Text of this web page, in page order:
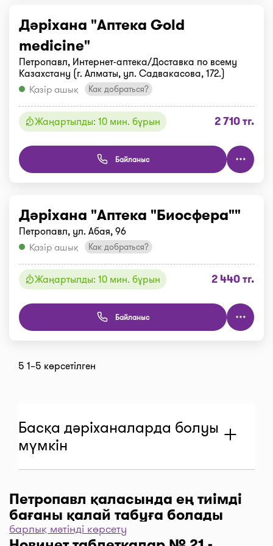
Дәріхана "Аптека Gold
medicine"
Петропавл, Интернет-аптека/Доставка по всему
Казахстану (г. Алматы, ул. Садвакасова, 172.)
Қазір ашық
Как добраться?
Жаңартылды: 10 мин. бұрын 2 710 тг.
Байланыс
Дәріхана "Аптека "Биосфера""
Петропавл, ул. Абая, 96
Қазір ашық
Как добраться?
Жаңартылды: 10 мин. бұрын 2 440 тг.
Байланыс
5 1–5 көрсетілген
Басқа дәріханаларда болуы
мүмкін
Дәріхана "Аптека "Сердечная""
Петропавл, ул. Хименко, 3
Петропавл қаласында ең тиімді
бағаны қалай табуға болады
Дәріханаларды баға бойынша іріктеу үшін “Сүзгі”
барлық мәтінді көрсету